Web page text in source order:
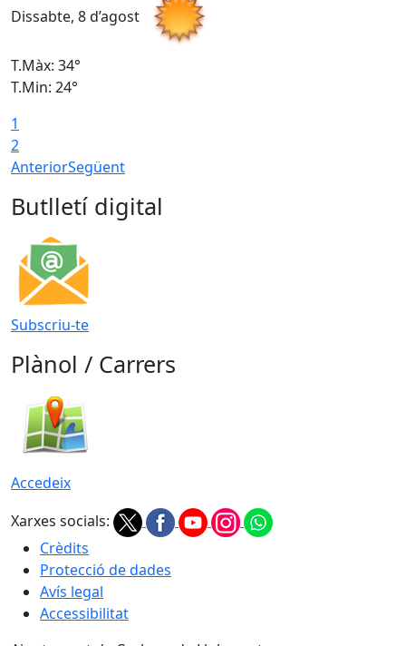
Dissabte, 8 d’agost
T.Màx: 34°
T.Min: 24°
1
2
AnteriorSegüent
Butlletí digital
Subscriu-te
Plànol / Carrers
Accedeix
Xarxes socials:
Crèdits
Protecció de dades
Avís legal
Accessibilitat